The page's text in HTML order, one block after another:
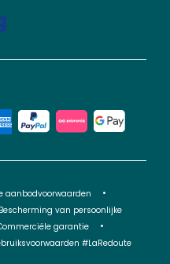
aanbodvoorwaarden
Bescherming van persoonlijke
garantie
#LaRedoute